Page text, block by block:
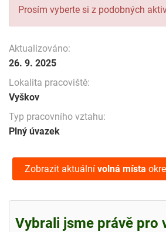
Prosím vyberte si z podobných
Aktualizováno:
26. 9. 2025
Lokalita pracoviště:
Vyškov
Typ pracovního vztahu:
Plný úvazek
Zobrazit aktuální volná místa
Vybrali jsme právě pro